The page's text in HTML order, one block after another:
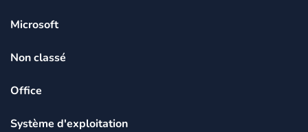
Microsoft
Non classé
Office
Système d'exploitation